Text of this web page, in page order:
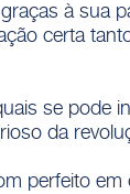
à sua
certa
se pode
da
perfeito